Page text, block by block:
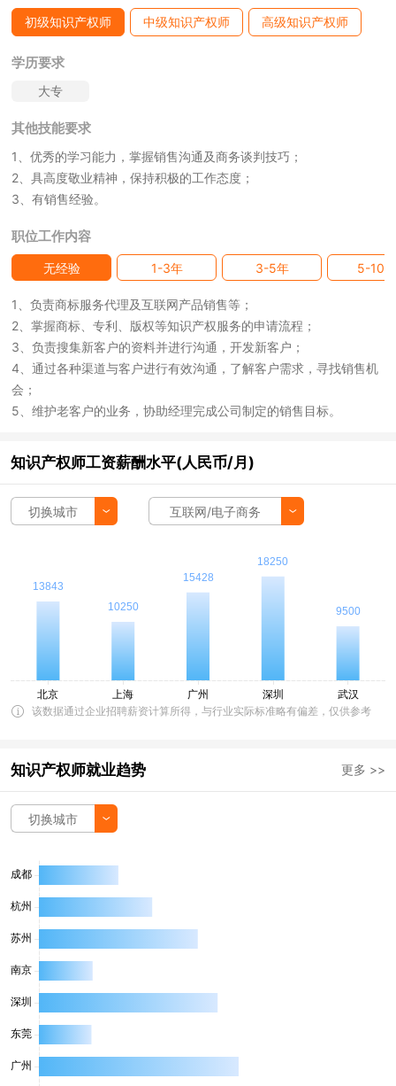
初级知识产权师 中级知识产权师 高级知识产权师
学历要求
大专
其他技能要求
1、优秀的学习能力，掌握销售沟通及商务谈判技巧；
2、具高度敬业精神，保持积极的工作态度；
3、有销售经验。
职位工作内容
无经验 1-3年 3-5年 5-10年
1、负责商标服务代理及互联网产品销售等；
2、掌握商标、专利、版权等知识产权服务的申请流程；
3、负责搜集新客户的资料并进行沟通，开发新客户；
4、通过各种渠道与客户进行有效沟通，了解客户需求，寻找销售机
会；
5、维护老客户的业务，协助经理完成公司制定的销售目标。
知识产权师工资薪酬水平(人民币/月)
切换城市 互联网/电子商务
该数据通过企业招聘薪资计算所得，与行业实际标准略有偏差，仅供参考
知识产权师就业趋势 更多 >>
切换城市